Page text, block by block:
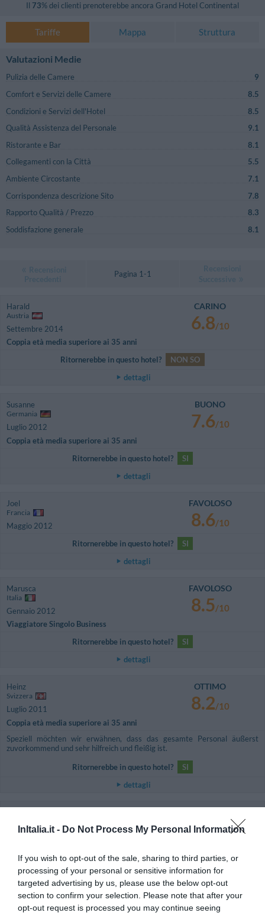
InItalia.it - Do Not Process My Personal Information
If you wish to opt-out of the sale, sharing to third parties, or
processing of your personal or sensitive information for
targeted advertising by us, please use the below opt-out
section to confirm your selection. Please note that after your
opt-out request is processed you may continue seeing
Il 73% dei clienti prenoterebbe ancora Grand Hotel Continental
Tariffe Mappa Struttura
Valutazioni Medie
Pulizia delle Camere
9
Comfort e Servizi delle Camere
8.5
Condizioni e Servizi dell'Hotel
8.5
Qualità Assistenza del Personale
9.1
Ristorante e Bar
8.1
Collegamenti con la Città
5.5
Ambiente Circostante
7.1
Corrispondenza descrizione Sito
7.8
Rapporto Qualità / Prezzo
8.3
Soddisfazione generale
8.1
Pagina 1-1
Harald
Austria
Settembre 2014
Coppia età media superiore ai 35 anni
CARINO
6.8/10
Ritornerebbe in questo hotel?
NON SO
dettagli
Susanne
Germania
Luglio 2012
Coppia età media superiore ai 35 anni
BUONO
7.6/10
Ritornerebbe in questo hotel?
SI
dettagli
Joel
Francia
Maggio 2012
FAVOLOSO
8.6/10
Ritornerebbe in questo hotel?
SI
dettagli
Marusca
Italia
Gennaio 2012
Viaggiatore Singolo Business
FAVOLOSO
8.5/10
Ritornerebbe in questo hotel?
SI
dettagli
Heinz
Svizzera
Luglio 2011
Coppia età media superiore ai 35 anni
OTTIMO
8.2/10
Speziell möchten wir erwähnen, dass das gesamte Personal äußerst
zuvorkommend und sehr hilfreich und fleißig ist.
Ritornerebbe in questo hotel?
SI
dettagli
Giugno 2011
7.5/10
Ritornerebbe in questo hotel?
dettagli
Siar ECCELLENTE